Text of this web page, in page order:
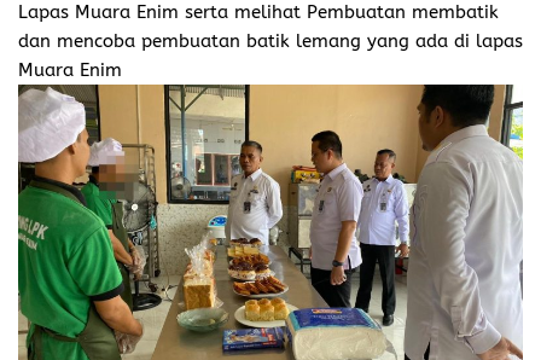
Lapas Muara Enim serta melihat Pembuatan membatik
dan mencoba pembuatan batik lemang yang ada di lapas
Muara Enim